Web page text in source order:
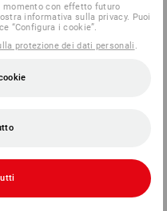
momento con effetto futuro
informativa sulla privacy. Puoi
“Configura i cookie”.
protezione dei dati personali